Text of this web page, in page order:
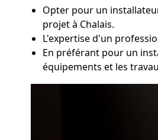
Opter pour un
projet à Chalais.
L'expertise d'un
En préférant pour un
équipements et les